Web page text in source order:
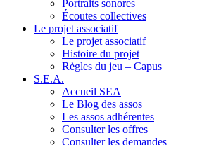
Portraits sonores
Écoutes collectives
Le projet associatif
Le projet associatif
Histoire du projet
Règles du jeu – Capus
S.E.A.
Accueil SEA
Le Blog des assos
Les assos adhérentes
Consulter les offres
Consulter les demandes